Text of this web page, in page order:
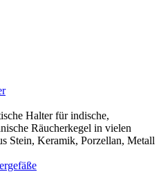
Halter für indische,
Räucherkegel in vielen
Stein, Keramik, Porzellan, Metall